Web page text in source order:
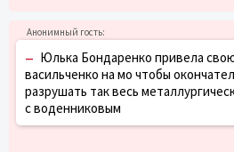
– Юлька Бондаренко привела
васильченко на мо чтобы
разрушать так весь
с воденниковым